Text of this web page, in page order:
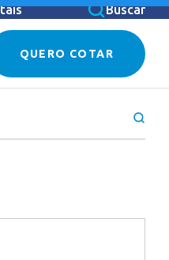
Buscar
QUERO COTAR